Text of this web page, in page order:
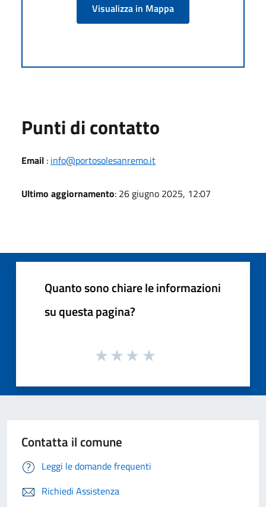
Visualizza in Mappa
Punti di contatto
Email : info@portosolesanremo.it
Ultimo aggiornamento: 26 giugno 2025, 12:07
Quanto sono chiare le informazioni
su questa pagina?
Contatta il comune
Leggi le domande frequenti
Richiedi Assistenza